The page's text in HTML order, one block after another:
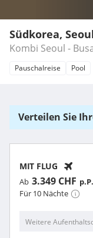
Südkorea, Seoul
Kombi Seoul -
Pauschalreise Pool
Verteilen Sie
MIT FLUG
Ab 3.349 CHF p.P.
Für 10 Nächte
Weitere